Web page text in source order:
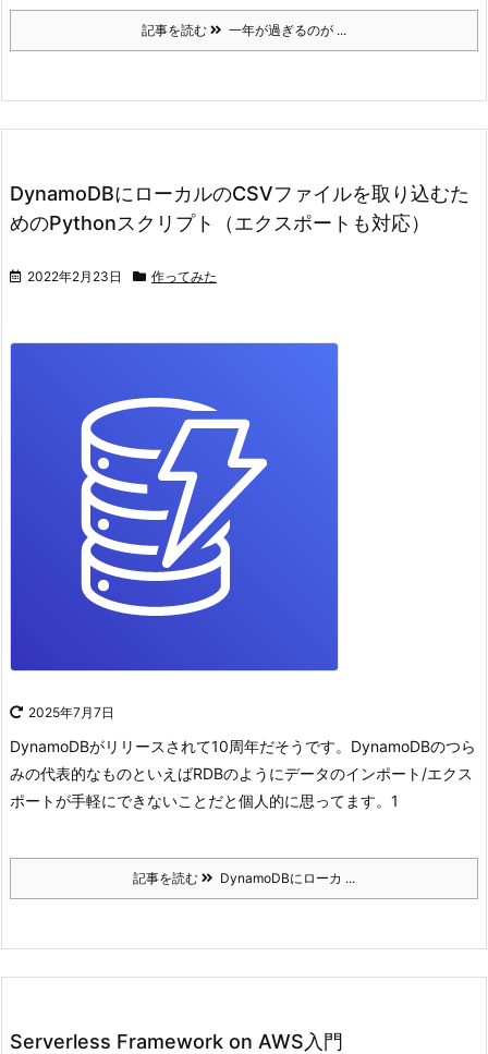
記事を読む 一年が過ぎるのが ...
DynamoDBにローカルのCSVファイルを取り込むた
めのPythonスクリプト（エクスポートも対応）
2022年2月23日 作ってみた
2025年7月7日
DynamoDBがリリースされて10周年だそうです。 DynamoDBのつら
みの代表的なものといえばRDBのようにデータのインポート/エクス
ポートが手軽にできないことだと個人的に思ってます。 1
記事を読む DynamoDBにローカ ...
Serverless Framework on AWS入門